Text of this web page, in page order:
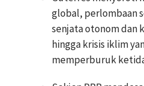
global, perlombaan
senjata otonom dan
hingga krisis iklim
memperburuk